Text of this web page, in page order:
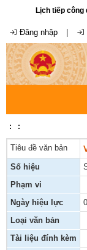
Lịch tiếp công
Đăng nhập
: :
Tiêu đề văn bản
Số hiệu
Phạm vi
Ngày hiệu lực
Loại văn bản
Tài liệu đính kèm